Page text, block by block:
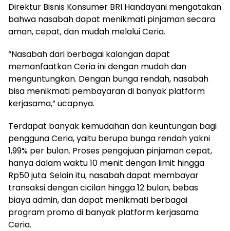
Direktur Bisnis Konsumer BRI Handayani mengatakan
bahwa nasabah dapat menikmati pinjaman secara
aman, cepat, dan mudah melalui Ceria.
“Nasabah dari berbagai kalangan dapat
memanfaatkan Ceria ini dengan mudah dan
menguntungkan. Dengan bunga rendah, nasabah
bisa menikmati pembayaran di banyak platform
kerjasama,” ucapnya.
Terdapat banyak kemudahan dan keuntungan bagi
pengguna Ceria, yaitu berupa bunga rendah yakni
1,99% per bulan. Proses pengajuan pinjaman cepat,
hanya dalam waktu 10 menit dengan limit hingga
Rp50 juta. Selain itu, nasabah dapat membayar
transaksi dengan cicilan hingga 12 bulan, bebas
biaya admin, dan dapat menikmati berbagai
program promo di banyak platform kerjasama
Ceria.